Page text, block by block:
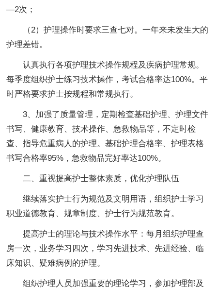
—2次；
（2）护理操作时要求三查七对。一年来未发生大的
护理差错。
认真执行各项护理技术操作规程及疾病护理常规。
每季度组织护士练习技术操作，考试合格率达100%。平
时严格要求护士按规程和常规执行。
3、加强了质量管理，定期检查基础护理、护理文件
书写、健康教育、技术操作、急救物品等，不定时检
查、指导危重病人的护理。基础护理合格率、护理表格
书写合格率95%，急救物品完好率达100%。
二、重视提高护士整体素质，优化护理队伍
继续落实护士行为规范及文明用语，组织护士学习
职业道德教育、规章制度、护士行为规范教育。
提高护士的理论与技术操作水平：每月组织护理查
房一次，业务学习四次，学习先进技术、先进经验、临
床知识、疑难病例的护理。
组织护理人员加强重要的理论学习，参加护理部及